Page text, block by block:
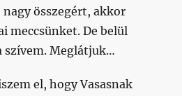
összegért, akkor
meccsünket. De belül
szívem. Meglátjuk…
el, hogy Vasasnak